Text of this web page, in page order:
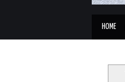
HOME